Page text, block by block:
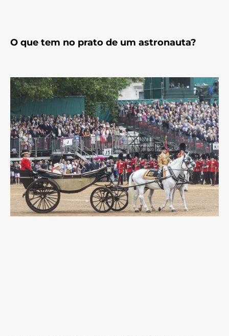
O que tem no prato de um astronauta?